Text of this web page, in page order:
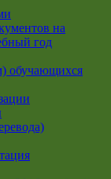
на
год
обучающихся